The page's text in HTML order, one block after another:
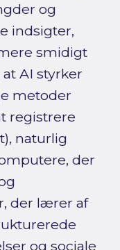
og
indsigter,
smidigt
AI styrker
metoder
registrere
naturlig
der
der lærer af
og sociale